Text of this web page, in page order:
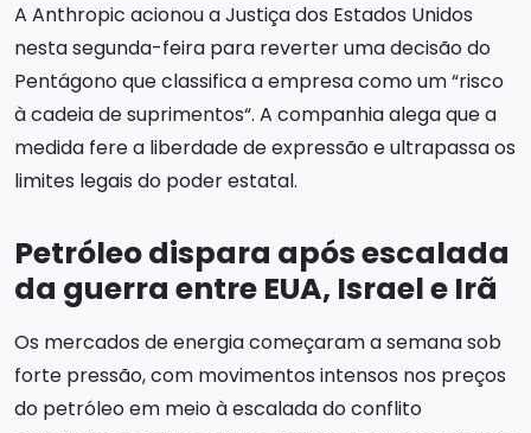
A Anthropic acionou a Justiça dos Estados Unidos
nesta segunda-feira para reverter uma decisão do
Pentágono que classifica a empresa como um “risco
à cadeia de suprimentos“. A companhia alega que a
medida fere a liberdade de expressão e ultrapassa os
limites legais do poder estatal.
Petróleo dispara após escalada
da guerra entre EUA, Israel e Irã
Os mercados de energia começaram a semana sob
forte pressão, com movimentos intensos nos preços
do petróleo em meio à escalada do conflito